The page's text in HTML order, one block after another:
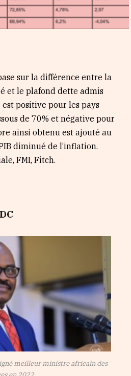
sur la différence entre la
et le plafond dette admis
positive pour les pays
de 70% et négative pour
ainsi obtenu est ajouté au
diminué de l’inflation.
FMI, Fitch.
meilleur ministre africain des